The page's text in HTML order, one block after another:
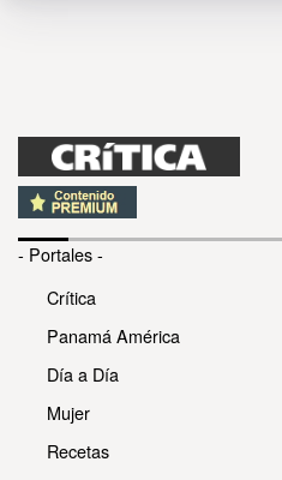
- Portales -
Crítica
Panamá América
Día a Día
Mujer
Recetas